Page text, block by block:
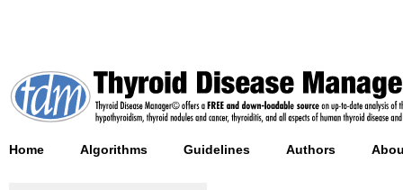
Home Algorithms Guidelines Authors